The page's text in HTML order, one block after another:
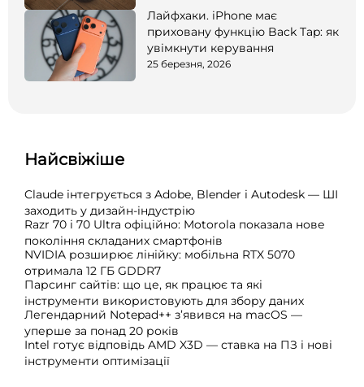
Лайфхаки. iPhone має
приховану функцію Back Tap: як
увімкнути керування
25 березня, 2026
Найсвіжіше
Claude інтегрується з Adobe, Blender і Autodesk — ШІ
заходить у дизайн-індустрію
Razr 70 і 70 Ultra офіційно: Motorola показала нове
покоління складаних смартфонів
NVIDIA розширює лінійку: мобільна RTX 5070
отримала 12 ГБ GDDR7
Парсинг сайтів: що це, як працює та які
інструменти використовують для збору даних
Легендарний Notepad++ з’явився на macOS —
уперше за понад 20 років
Intel готує відповідь AMD X3D — ставка на ПЗ і нові
інструменти оптимізації